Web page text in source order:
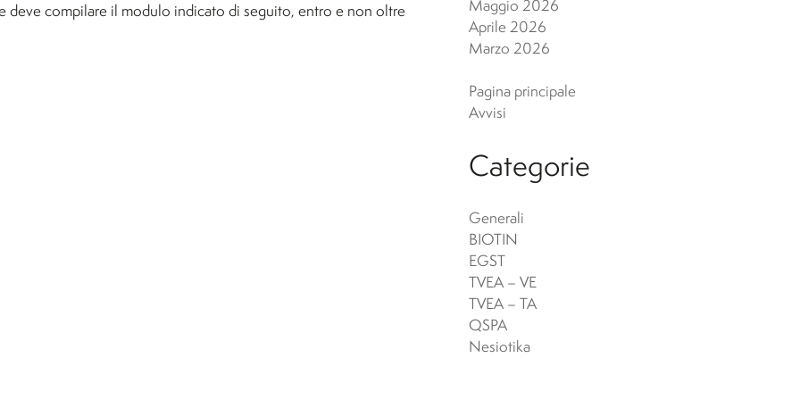
Tecnologie Alimentari (non
Beni Archeologici
deve compilare il modulo indicato di seguito, entro e non oltre
Maggio 2026
Aprile 2026
Marzo 2026
Pagina principale
Avvisi
Categorie
Generali
BIOTIN
EGST
TVEA – VE
TVEA – TA
QSPA
Nesiotika